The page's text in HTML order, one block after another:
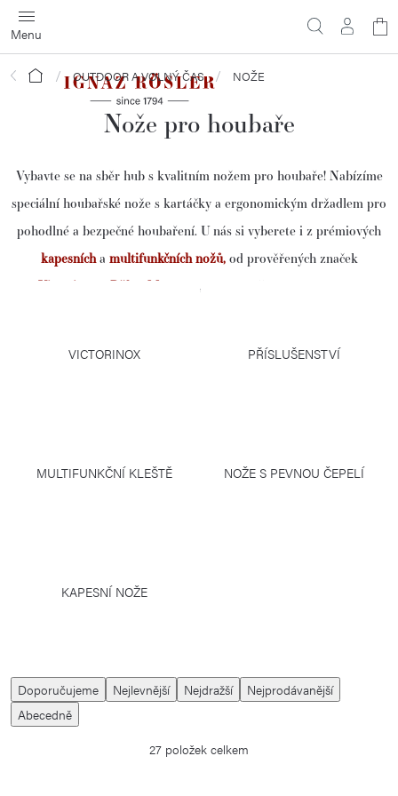
Přejít
na
obsah
Domů OUTDOOR A VOLNÝ ČAS NOŽE
Nože pro houbaře
Vybavte se na sběr hub s kvalitním nožem pro houbaře! Nabízíme
speciální houbařské nože s kartáčky a ergonomickým držadlem pro
pohodlné a bezpečné houbaření. U nás si vyberete i z prémiových
kapesnícha multifunkčních nožů,od prověřených značek
Victorinox
Böker Magnum , které využijete nejen v lese.
VICTORINOX PŘÍSLUŠENSTVÍ
MULTIFUNKČNÍ KLEŠTĚ NOŽE S PEVNOU ČEPELÍ
KAPESNÍ NOŽE
Ř
a
z
Doporučujeme Nejlevnější Nejdražší
Nejprodávanější
Abecedně
27 položek celkem